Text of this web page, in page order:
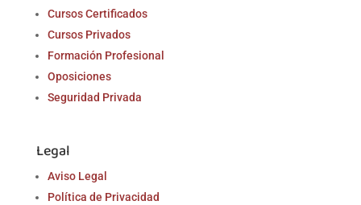
Cursos Certificados
Cursos Privados
Formación Profesional
Oposiciones
Seguridad Privada
Legal
Aviso Legal
Política de Privacidad